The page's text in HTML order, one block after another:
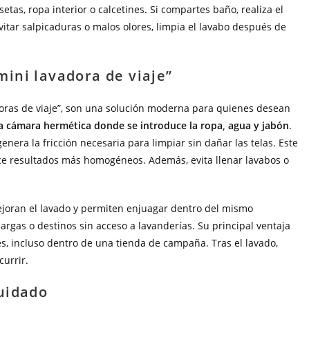
ropa interior o calcetines. Si compartes baño, realiza el
salpicaduras o malos olores, limpia el lavabo después de
lavadora de viaje”
de viaje”, son una solución moderna para quienes desean
cámara hermética donde se introduce la ropa, agua y jabón.
la fricción necesaria para limpiar sin dañar las telas. Este
más homogéneos. Además, evita llenar lavabos o
el lavado y permiten enjuagar dentro del mismo
o destinos sin acceso a lavanderías. Su principal ventaja
incluso dentro de una tienda de campaña. Tras el lavado,